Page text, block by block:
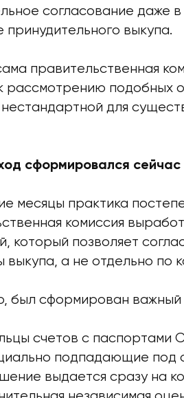
согласование даже
выкупа.
правительственная
рассмотрению подобных
для
сформировался сейчас
месяцы практика
комиссия
который позволяет
выкупа, а не отдельно по
был сформирован важный
счетов с паспортами
подпадающие под
выдается сразу на